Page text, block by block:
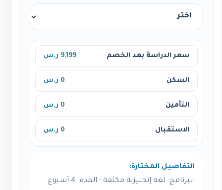
سعر الدراسة بعد الخصم 9,199 ر.س
السكن 0 ر.س
التأمين 0 ر.س
الاستقبال 0 ر.س
التفاصيل المختارة:
البرنامج: لغة إنجليزية مكثفة - المدة: 4 أسبوع